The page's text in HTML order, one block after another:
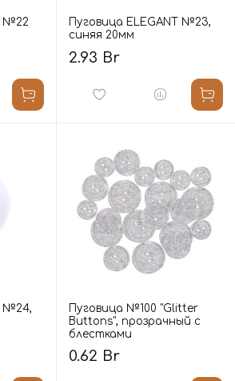
№22
Пуговица ELEGANT №23,
синяя 20мм
2.93 Br
№24,
Пуговица №100 "Glitter
Buttons", прозрачный с
блестками
0.62 Br